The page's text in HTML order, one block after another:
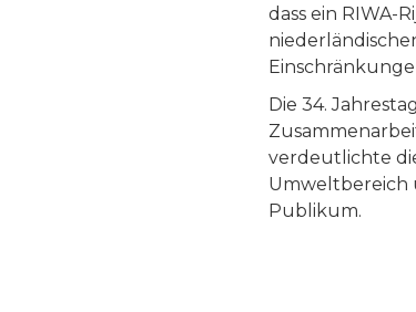
dass ein RIWA-
Die 34.
verdeutlichte
Umweltbereich
Publikum.